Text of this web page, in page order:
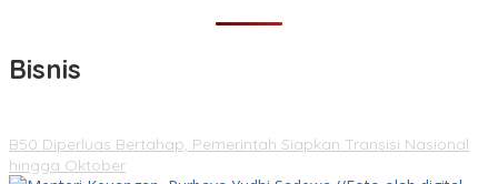
Bisnis
B50 Diperluas Bertahap, Pemerintah Siapkan Transisi Nasional
hingga Oktober